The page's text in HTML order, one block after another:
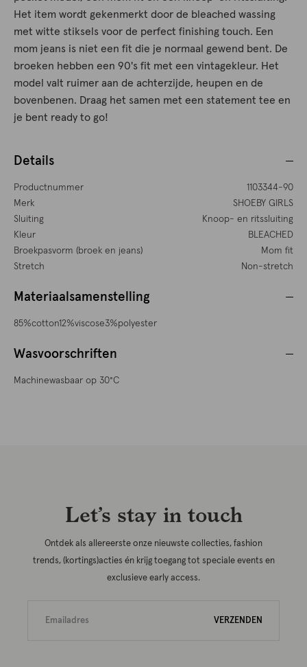
Het item wordt gekenmerkt door de bleached wassing
met witte stiksels voor de perfect finishing touch. Een
mom jeans is niet een fit die je normaal gewend bent. De
broeken hebben een 90's fit met een vintagekleur. Het
model valt ruimer aan de achterzijde, heupen en de
bovenbenen. Draag het samen met een statement tee en
je bent ready to go!
Details
Productnummer
1103344-90
Merk
SHOEBY GIRLS
Sluiting
Knoop- en ritssluiting
Kleur
BLEACHED
Broekpasvorm (broek en jeans)
Mom fit
Stretch
Non-stretch
Materiaalsamenstelling
85%cotton12%viscose3%polyester
Wasvoorschriften
Machinewasbaar op 30°C
Let’s stay in touch
Ontdek als allereerste onze nieuwste collecties, fashion
trends, (kortings)acties én krijg toegang tot speciale events en
exclusieve early access.
VERZENDEN